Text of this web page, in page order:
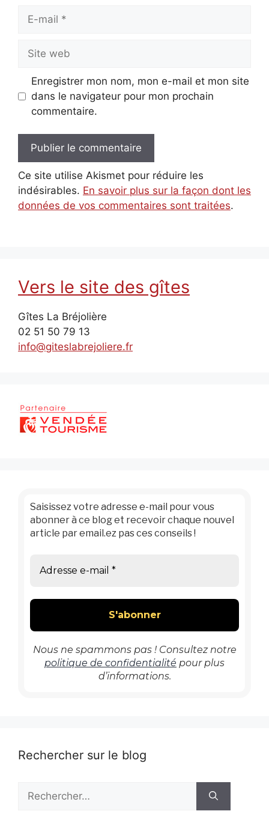
mail
web
Enregistrer mon nom, mon e-mail et mon site
dans le navigateur pour mon prochain
commentaire.
Ce site utilise Akismet pour réduire les
indésirables. En savoir plus sur la façon dont les
données de vos commentaires sont traitées.
Vers le site des gîtes
Gîtes La Bréjolière
02 51 50 79 13
info@giteslabrejoliere.fr
Saisissez votre adresse e-mail pour vous
abonner à ce blog et recevoir chaque nouvel
article par email.ez pas ces conseils !
Nous ne spammons pas ! Consultez notre
politique de confidentialité pour plus
d’informations.
Rechercher sur le blog